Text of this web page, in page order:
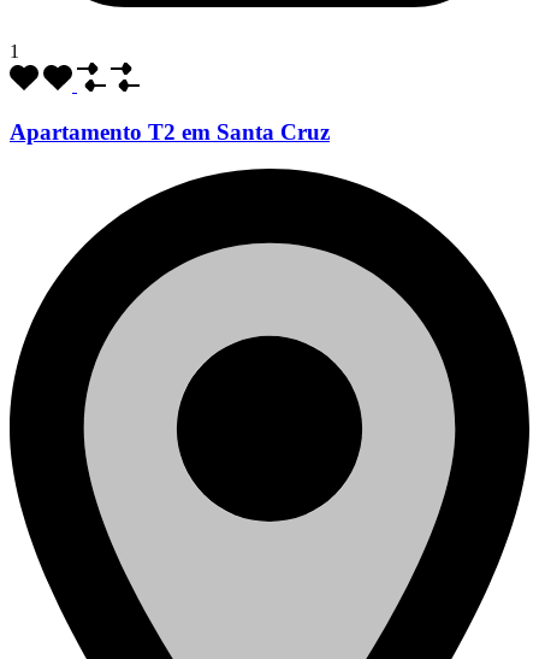
1
Apartamento T2 em Santa Cruz